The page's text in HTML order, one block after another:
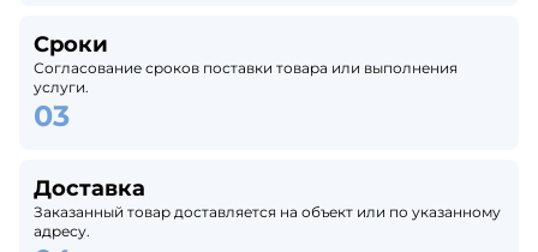
Сроки
Согласование сроков поставки товара или выполнения
услуги.
Доставка
Заказанный товар доставляется на объект или по указанному
адресу.